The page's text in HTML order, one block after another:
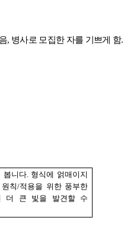
, 병사로 모집한 자를 기쁘게 함.
봅니다. 형식에 얽매이지
칙/적용을 위한 풍부한
더 큰 빛을 발견할 수